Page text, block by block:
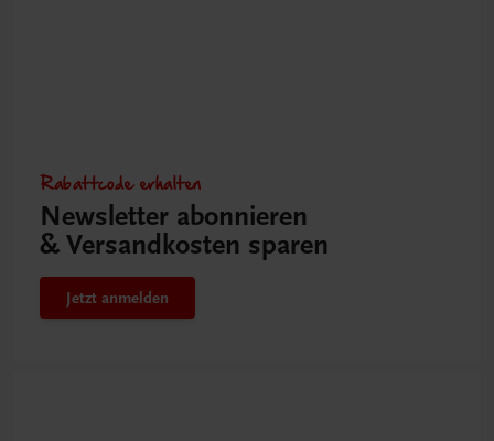
Rabattcode erhalten
Newsletter abonnieren
& Versandkosten sparen
Jetzt anmelden